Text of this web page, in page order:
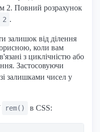
2. Повний розрахунок
.
залишок від ділення
коли вам
з циклічністю або
Застосовуючи
залишками чисел у
rem() в CSS: